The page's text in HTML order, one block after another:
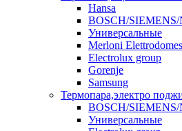
Hansa
BOSCH/SIEMENS/
Универсальные
Merloni
Electrolux group
Gorenje
Samsung
Термопара,электро
BOSCH/SIEMENS/
Универсальные